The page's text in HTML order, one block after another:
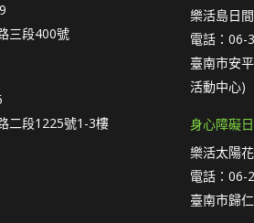
三段400號
二段1225號1-3樓
樂活島日
電話：06-
臺南市安
活動中心)
身心障礙
樂活太陽花
電話：06-
臺南市歸